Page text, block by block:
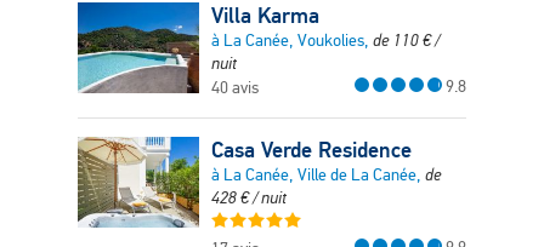
Villa Karma
à La Canée, Voukolies, de 110€/
nuit
40 avis
9.8
Casa Verde Residence
à La Canée, Ville de La Canée, de
428€/ nuit